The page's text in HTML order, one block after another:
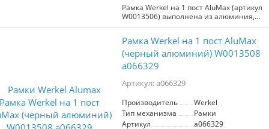
Рамка Werkel на 1 пост AluMax (артикул
W0013506) выполнена из алюминия,
что обеспечивает ей прочность и
делает её идеальным решением для
современных интерьеров, сочетая
функциональность и стиль. Основное
преимущество данной модели —
легкость установки и замены
элементов, что значительно упрощает
материал не только придаёт рамке
современный вид, но и защищает от
коррозии, гарантируя долгий срок
Рамка Werkel на 1 пост AluMax
(черный алюминий) W0013508
a066329
Артикул: a066329
Производитель
Werkel
Тип механизма
Рамки
Артикул
a066329